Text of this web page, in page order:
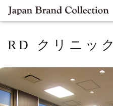
RD クリニック